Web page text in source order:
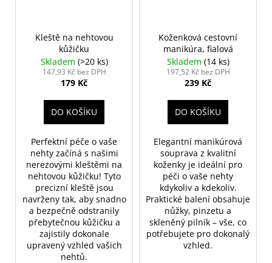
Kleště na nehtovou
kůžičku
Skladem (>20 ks)
147,93 Kč bez DPH
179 Kč
DO KOŠÍKU
Perfektní péče o vaše
nehty začíná s našimi
nerezovými kleštěmi na
nehtovou kůžičku! Tyto
precizní kleště jsou
navrženy tak, aby snadno
a bezpečně odstranily
přebytečnou kůžičku a
zajistily dokonale
upravený vzhled vašich
nehtů.
Koženková cestovní
manikúra, fialová
Skladem (14 ks)
197,52 Kč bez DPH
239 Kč
DO KOŠÍKU
Elegantní manikúrová
souprava z kvalitní
koženky je ideální pro
péči o vaše nehty
kdykoliv a kdekoliv.
Praktické balení obsahuje
nůžky, pinzetu a
skleněný pilník – vše, co
potřebujete pro dokonalý
vzhled.